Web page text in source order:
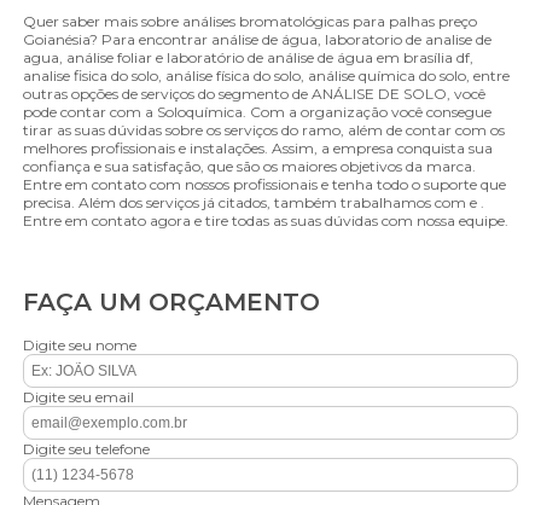
Quer saber mais sobre análises bromatológicas para palhas preço
Goianésia? Para encontrar análise de água, laboratorio de analise de
agua, análise foliar e laboratório de análise de água em brasília df,
analise fisica do solo, análise física do solo, análise química do solo, entre
outras opções de serviços do segmento de ANÁLISE DE SOLO, você
pode contar com a Soloquímica. Com a organização você consegue
tirar as suas dúvidas sobre os serviços do ramo, além de contar com os
melhores profissionais e instalações. Assim, a empresa conquista sua
confiança e sua satisfação, que são os maiores objetivos da marca.
Entre em contato com nossos profissionais e tenha todo o suporte que
precisa. Além dos serviços já citados, também trabalhamos com e .
Entre em contato agora e tire todas as suas dúvidas com nossa equipe.
FAÇA UM ORÇAMENTO
Digite seu nome
Digite seu email
Digite seu telefone
Mensagem